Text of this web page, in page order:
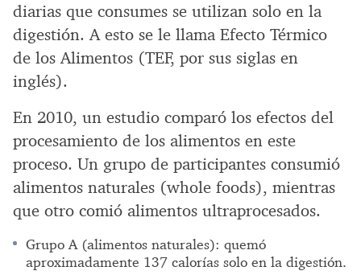
diarias que consumes se utilizan solo en la
digestión. A esto se le llama Efecto Térmico
de los Alimentos (TEF, por sus siglas en
inglés).
En 2010, un estudio comparó los efectos del
procesamiento de los alimentos en este
proceso. Un grupo de participantes consumió
alimentos naturales (whole foods), mientras
que otro comió alimentos ultraprocesados.
Grupo A (alimentos naturales): quemó
aproximadamente 137 calorías solo en la digestión.